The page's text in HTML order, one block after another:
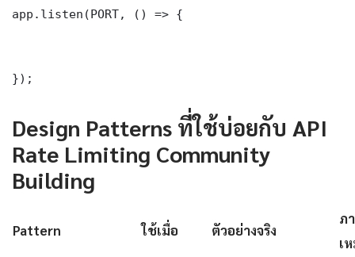
app.listen(PORT, () => {
});
Design Patterns ที่ใช้บ่อยกับ API
Rate Limiting Community
Building
Pattern ใช้เมื่อ ตัวอย่างจริง
ภ
เ